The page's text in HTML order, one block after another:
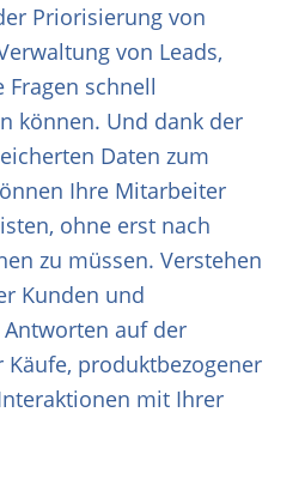
Priorisierung von
von Leads,
Fragen schnell
können. Und dank der
Daten zum
Ihre Mitarbeiter
ohne erst nach
zu müssen. Verstehen
Kunden und
auf der
produktbezogener
mit Ihrer